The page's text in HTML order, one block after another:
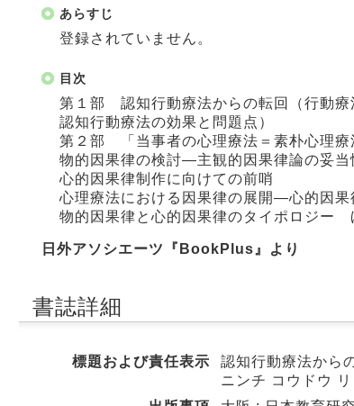
あらすじ
登録されていません。
目次
第１部 認知行動療法からの転回（行動療
認知行動療法の効果と問題点）
第２部 「当事者の心理療法＝素朴心理療
物的因果律の検討―主観的因果律論の妥当
心的因果律制作に向けての前哨
心理療法における因果律の展開―心的因果
物的因果律と心的因果律のタイポロジー
日外アソシエーツ『BookPlus』より
書誌詳細
標題および責任表示
認知行動療法から
ニンチ コウドウ